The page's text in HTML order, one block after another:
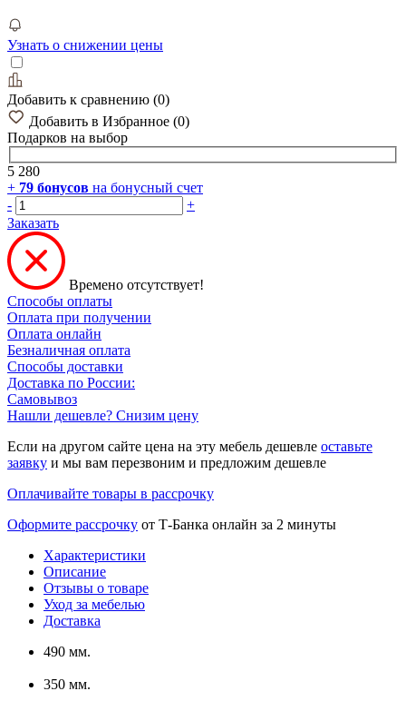
Узнать о снижении цены
Добавить к сравнению (0)
Добавить в Избранное (0)
Подарков на выбор
5 280
+ 79 бонусов на бонусный счет
-
+
Заказать
Времено отсутствует!
Способы оплаты
Оплата при получении
Оплата онлайн
Безналичная оплата
Способы доставки
Доставка по России:
Самовывоз
Нашли дешевле? Снизим цену
Если на другом сайте цена на эту мебель дешевле оставьте
заявку и мы вам перезвоним и предложим дешевле
Оплачивайте товары в рассрочку
Оформите рассрочку от Т-Банка онлайн за 2 минуты
Характеристики
Описание
Отзывы о товаре
Уход за мебелью
Доставка
490 мм.
350 мм.